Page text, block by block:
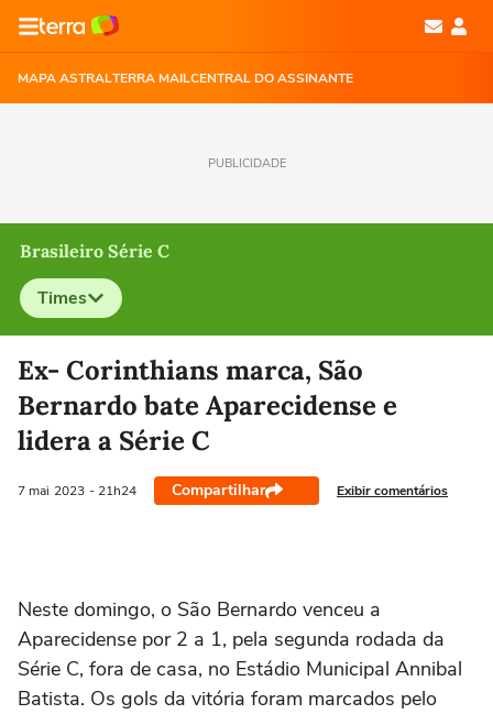
MAPA ASTRALTERRA MAILCENTRAL DO ASSINANTE
PUBLICIDADE
Brasileiro Série C
Times
Selecione o time para ver as notícias
Ex- Corinthians marca, São
Bernardo bate Aparecidense e
lidera a Série C
7 mai 2023 - 21h24 Compartilhar Exibir comentários
Neste domingo, o São Bernardo venceu a
Aparecidense por 2 a 1, pela segunda rodada da
Série C, fora de casa, no Estádio Municipal Annibal
Batista. Os gols da vitória foram marcados pelo